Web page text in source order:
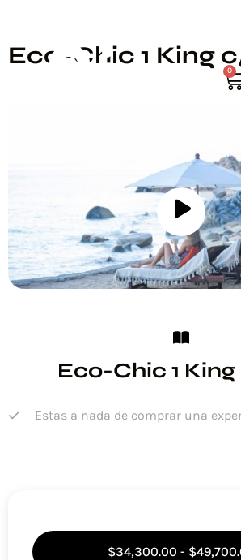
0
Eco-Chic 1 King
Eco-Chic 1
Estas a nada de comprar una
$34,300.00 - $